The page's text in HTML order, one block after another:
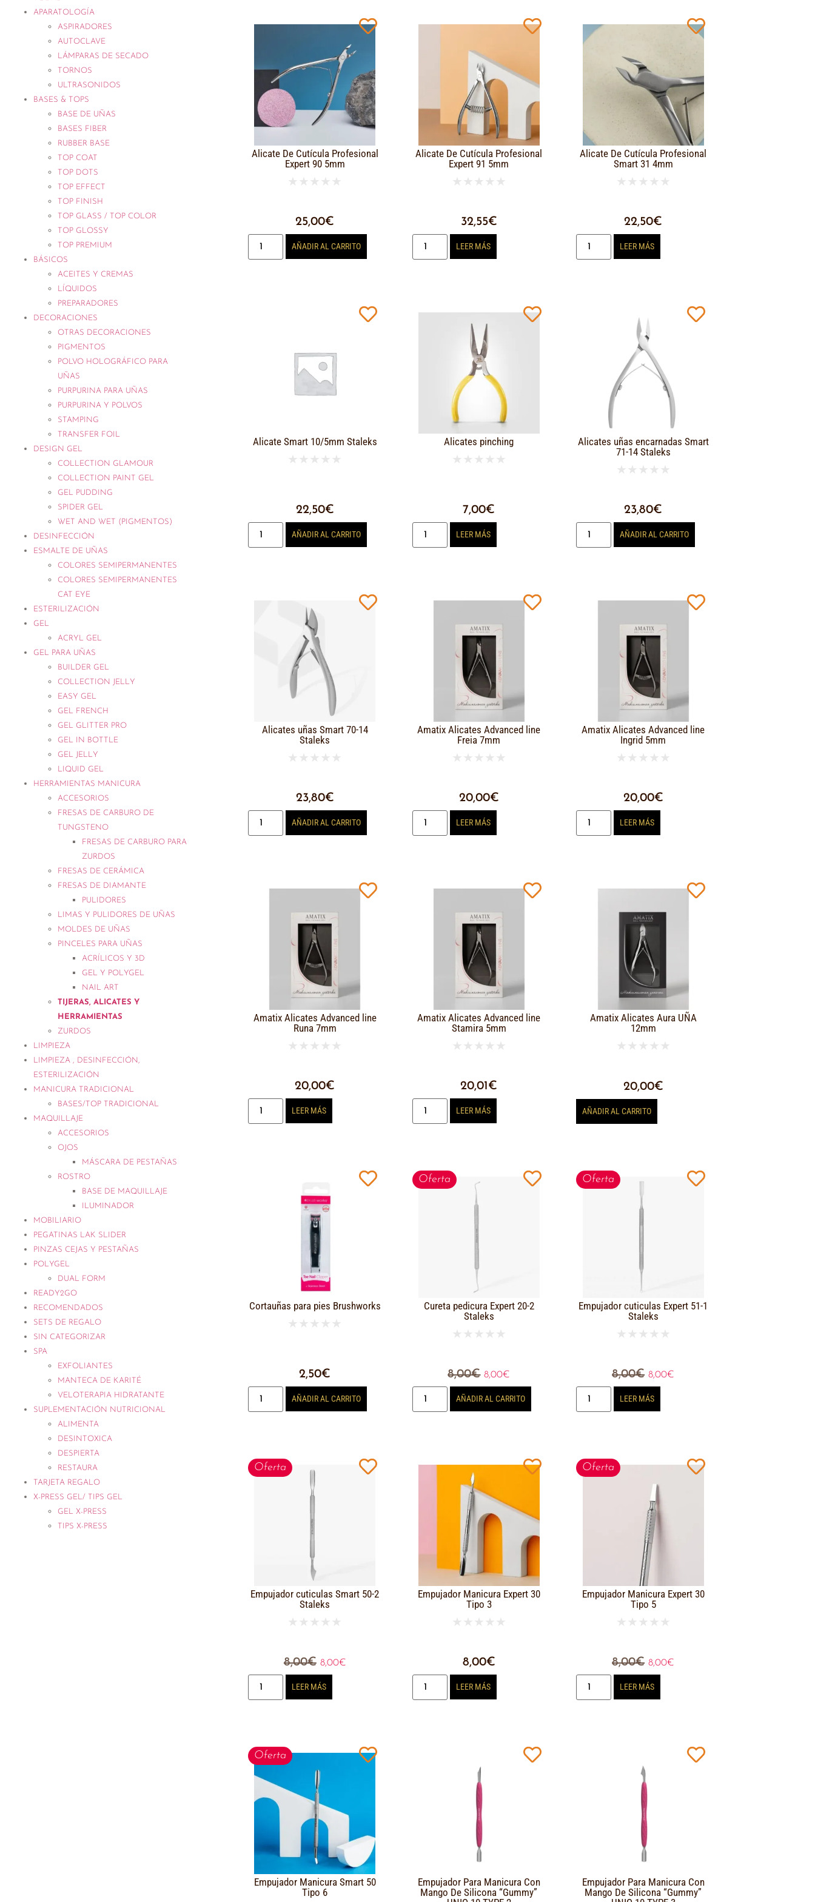
APARATOLOGÍA
ASPIRADORES
AUTOCLAVE
LÁMPARAS DE SECADO
TORNOS
ULTRASONIDOS
BASES & TOPS
BASE DE UÑAS
BASES FIBER
RUBBER BASE
TOP COAT
TOP DOTS
TOP EFFECT
TOP FINISH
TOP GLASS / TOP COLOR
TOP GLOSSY
TOP PREMIUM
BÁSICOS
ACEITES Y CREMAS
LÍQUIDOS
PREPARADORES
DECORACIONES
OTRAS DECORACIONES
PIGMENTOS
POLVO HOLOGRÁFICO PARA
UÑAS
PURPURINA PARA UÑAS
PURPURINA Y POLVOS
STAMPING
TRANSFER FOIL
DESIGN GEL
COLLECTION GLAMOUR
COLLECTION PAINT GEL
GEL PUDDING
SPIDER GEL
WET AND WET (PIGMENTOS)
DESINFECCIÓN
ESMALTE DE UÑAS
COLORES SEMIPERMANENTES
COLORES SEMIPERMANENTES
CAT EYE
ESTERILIZACIÓN
GEL
ACRYL GEL
GEL PARA UÑAS
BUILDER GEL
COLLECTION JELLY
EASY GEL
GEL FRENCH
GEL GLITTER PRO
GEL IN BOTTLE
GEL JELLY
LIQUID GEL
HERRAMIENTAS MANICURA
ACCESORIOS
FRESAS DE CARBURO DE
TUNGSTENO
FRESAS DE CARBURO PARA
ZURDOS
FRESAS DE CERÁMICA
FRESAS DE DIAMANTE
PULIDORES
LIMAS Y PULIDORES DE UÑAS
MOLDES DE UÑAS
PINCELES PARA UÑAS
ACRÍLICOS Y 3D
GEL Y POLYGEL
NAIL ART
TIJERAS, ALICATES Y
HERRAMIENTAS
ZURDOS
LIMPIEZA
LIMPIEZA , DESINFECCIÓN,
ESTERILIZACIÓN
MANICURA TRADICIONAL
BASES/TOP TRADICIONAL
MAQUILLAJE
ACCESORIOS
OJOS
MÁSCARA DE PESTAÑAS
ROSTRO
BASE DE MAQUILLAJE
ILUMINADOR
MOBILIARIO
PEGATINAS LAK SLIDER
PINZAS CEJAS Y PESTAÑAS
POLYGEL
DUAL FORM
READY2GO
RECOMENDADOS
SETS DE REGALO
SIN CATEGORIZAR
SPA
EXFOLIANTES
MANTECA DE KARITÉ
VELOTERAPIA HIDRATANTE
SUPLEMENTACIÓN NUTRICIONAL
ALIMENTA
DESINTOXICA
DESPIERTA
RESTAURA
TARJETA REGALO
X-PRESS GEL/ TIPS GEL
GEL X-PRESS
TIPS X-PRESS
Alicate De Cutícula Profesional
Expert 90 5mm
★ ★ ★ ★ ★
25,00€
AÑADIR AL CARRITO
Alicate De Cutícula Profesional
Expert 91 5mm
★ ★ ★ ★ ★
32,55€
LEER MÁS
Alicate De Cutícula Profesional
Smart 31 4mm
★ ★ ★ ★ ★
22,50€
LEER MÁS
Alicate Smart 10/5mm Staleks
★ ★ ★ ★ ★
22,50€
AÑADIR AL CARRITO
Alicates pinching
★ ★ ★ ★ ★
7,00€
LEER MÁS
Alicates uñas encarnadas Smart
71-14 Staleks
★ ★ ★ ★ ★
23,80€
AÑADIR AL CARRITO
Alicates uñas Smart 70-14
Staleks
★ ★ ★ ★ ★
23,80€
AÑADIR AL CARRITO
Amatix Alicates Advanced line
Freia 7mm
★ ★ ★ ★ ★
20,00€
LEER MÁS
Amatix Alicates Advanced line
Ingrid 5mm
★ ★ ★ ★ ★
20,00€
LEER MÁS
Amatix Alicates Advanced line
Runa 7mm
★ ★ ★ ★ ★
20,00€
LEER MÁS
Amatix Alicates Advanced line
Stamira 5mm
★ ★ ★ ★ ★
20,01€
LEER MÁS
Amatix Alicates Aura UÑA
12mm
★ ★ ★ ★ ★
20,00€
AÑADIR AL CARRITO
Cortauñas para pies Brushworks
★ ★ ★ ★ ★
2,50€
AÑADIR AL CARRITO
Oferta
Cureta pedicura Expert 20-2
Staleks
★ ★ ★ ★ ★
8,00€ 8,00€
AÑADIR AL CARRITO
Oferta
Empujador cuticulas Expert 51-1
Staleks
★ ★ ★ ★ ★
8,00€ 8,00€
LEER MÁS
Oferta
Empujador cuticulas Smart 50-2
Staleks
★ ★ ★ ★ ★
8,00€ 8,00€
LEER MÁS
Empujador Manicura Expert 30
Tipo 3
★ ★ ★ ★ ★
8,00€
LEER MÁS
Oferta
Empujador Manicura Expert 30
Tipo 5
★ ★ ★ ★ ★
8,00€ 8,00€
LEER MÁS
Oferta
Empujador Manicura Smart 50
Tipo 6
Empujador Para Manicura Con
Mango De Silicona “Gummy”
Empujador Para Manicura Con
Mango De Silicona “Gummy”